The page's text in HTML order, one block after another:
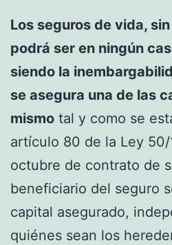
Los seguros de vida,
podrá ser en ningún
siendo la
se asegura una de las
mismo tal y como se
artículo 80 de la Ley
octubre de contrato de
beneficiario del seguro
capital asegurado,
quiénes sean los